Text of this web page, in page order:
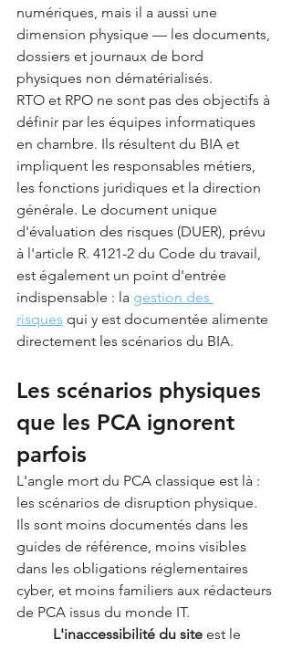
numériques, mais il a aussi une
dimension physique — les documents,
dossiers et journaux de bord
physiques non dématérialisés.
RTO et RPO ne sont pas des objectifs à
définir par les équipes informatiques
en chambre. Ils résultent du BIA et
impliquent les responsables métiers,
les fonctions juridiques et la direction
générale. Le document unique
d'évaluation des risques (DUER), prévu
à l'article R. 4121-2 du Code du travail,
est également un point d'entrée
indispensable : la gestion des
risques qui y est documentée alimente
directement les scénarios du BIA.
Les scénarios physiques
que les PCA ignorent
parfois
L'angle mort du PCA classique est là :
les scénarios de disruption physique.
Ils sont moins documentés dans les
guides de référence, moins visibles
dans les obligations réglementaires
cyber, et moins familiers aux rédacteurs
de PCA issus du monde IT.
	L'inaccessibilité du site
est le